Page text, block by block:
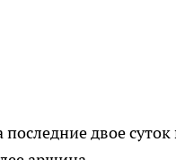
последние двое